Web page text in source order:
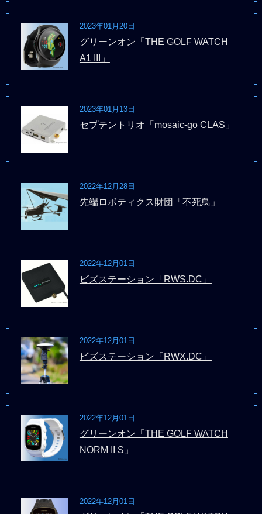
2023年01月20日
グリーンオン「THE GOLF WATCH
A1 III」
2023年01月13日
セプテントリオ「mosaic-go CLAS」
2022年12月28日
先端ロボティクス財団「不死鳥」
2022年12月01日
ビズステーション「RWS.DC」
2022年12月01日
ビズステーション「RWX.DC」
2022年12月01日
グリーンオン「THE GOLF WATCH
NORM II S」
2022年12月01日